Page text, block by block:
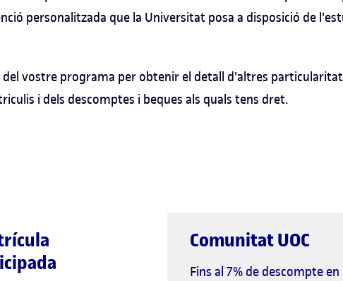
personalitzada que la Universitat posa a disposició de
del vostre programa per obtenir el detall d'altres
i dels descomptes i beques als quals tens dret.
Comunitat UOC
Fins al 7% de descompte en